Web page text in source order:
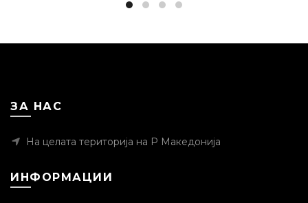
ЗА НАС
На целата територија на Р Македонија
ИНФОРМАЦИИ